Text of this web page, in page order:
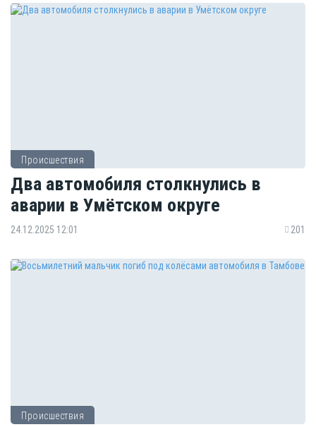
Происшествия
Два автомобиля столкнулись в
аварии в Умётском округе
24.12.2025 12:01 201
Происшествия